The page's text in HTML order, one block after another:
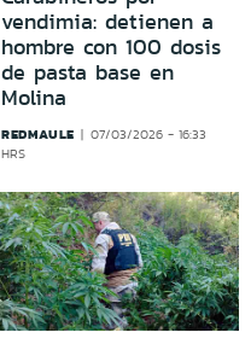
vendimia: detienen a
hombre con 100 dosis
de pasta base en
Molina
REDMAULE
07/03/2026 - 16:33
HRS